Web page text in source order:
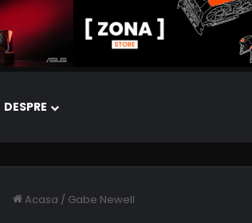
DESPRE
Acasa / Gabe Newell